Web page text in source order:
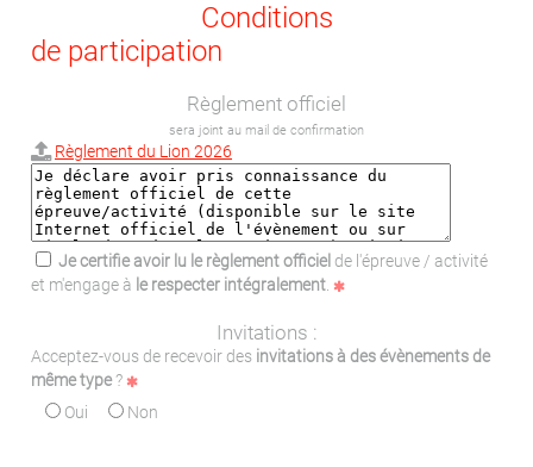
Conditions
de participation
Règlement officiel
sera joint au mail de confirmation
Règlement du Lion 2026
Je certifie avoir lu le règlement officiel de l'épreuve / activité
et m'engage à le respecter intégralement
Invitations :
Acceptez-vous de recevoir des invitations à des évènements de
même type?
Oui
Non